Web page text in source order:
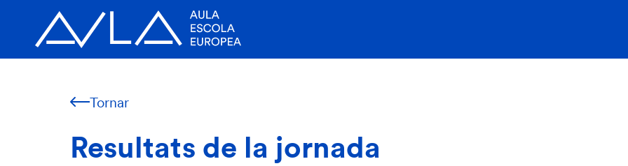
Tornar
Resultats de la jornada